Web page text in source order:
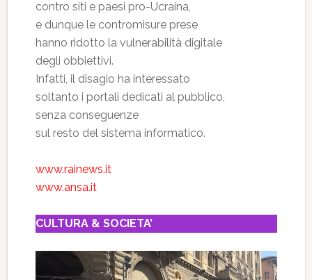
contro siti e paesi pro-Ucraina,
e dunque le contromisure prese
hanno ridotto la vulnerabilità digitale
degli obbiettivi.
Infatti, il disagio ha interessato
soltanto i portali dedicati al pubblico,
senza conseguenze
sul resto del sistema informatico.
www.rainews.it
www.ansa.it
CULTURA & SOCIETA’